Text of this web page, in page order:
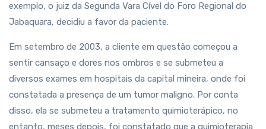
exemplo, o juiz da Segunda Vara Cível do Foro Regional do
Jabaquara, decidiu a favor da paciente.
Em setembro de 2003, a cliente em questão começou a
sentir cansaço e dores nos ombros e se submeteu a
diversos exames em hospitais da capital mineira, onde foi
constatada a presença de um tumor maligno. Por conta
disso, ela se submeteu a tratamento quimioterápico, no
entanto, meses depois, foi constatado que a quimioterapia